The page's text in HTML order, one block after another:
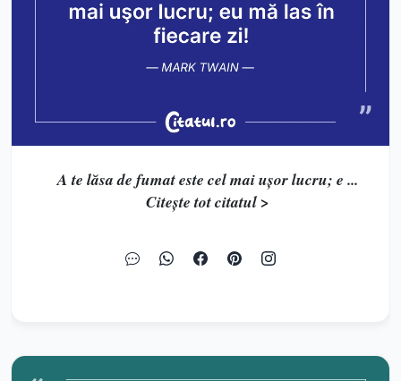
A te lăsa de fumat este cel mai uşor lucru; e ...
Citește tot citatul >